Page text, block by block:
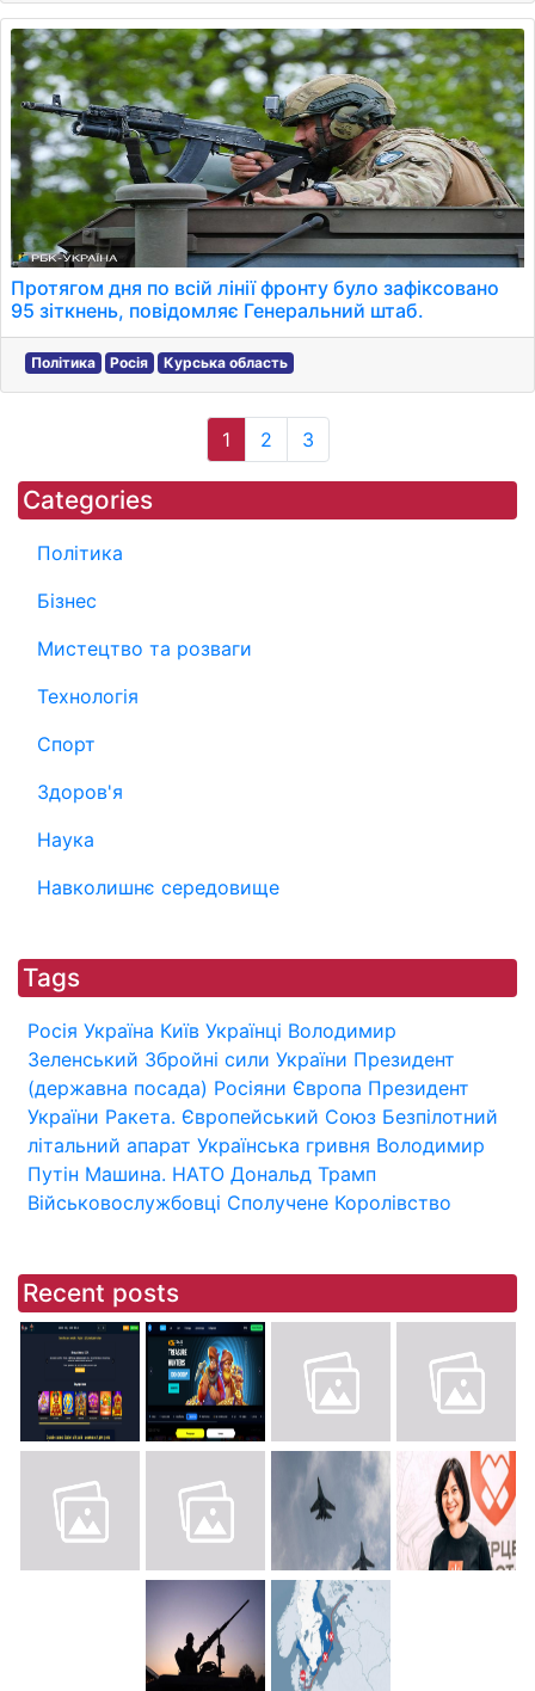
Протягом дня по всій лінії фронту було зафіксовано
95 зіткнень, повідомляє Генеральний штаб.
Політика Росія Курська область
1 2 3
Categories
Політика
Бізнес
Мистецтво та розваги
Технологія
Спорт
Здоров'я
Наука
Навколишнє середовище
Tags
Росія Україна Київ Українці Володимир
Зеленський Збройні сили України Президент
(державна посада) Росіяни Європа Президент
України Ракета. Європейський Союз Безпілотний
літальний апарат Українська гривня Володимир
Путін Машина. НАТО Дональд Трамп
Військовослужбовці Сполучене Королівство
Recent posts